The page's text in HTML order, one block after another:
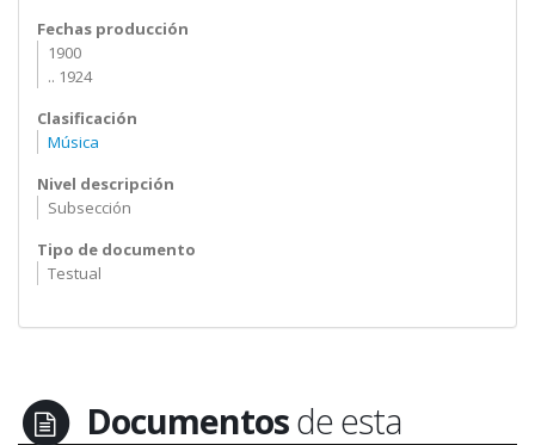
Fechas producción
1900
.. 1924
Clasificación
Música
Nivel descripción
Subsección
Tipo de documento
Testual
Documentosde esta